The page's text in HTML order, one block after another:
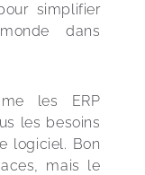
simplifier
dans
les ERP
les besoins
logiciel. Bon
mais le